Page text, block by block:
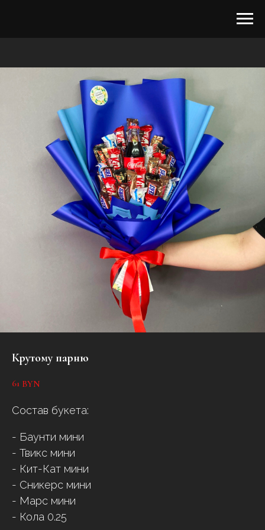
Крутому парню
61 BYN
Состав букета:
- Баунти мини
- Твикс мини
- Кит-Кат мини
- Сникерс мини
- Марс мини
- Кола 0.25